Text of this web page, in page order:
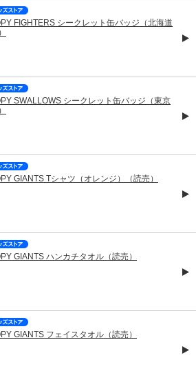
FIGHTERS シークレット缶バッジ（北海道
SWALLOWS シークレット缶バッジ（東京
GIANTS Tシャツ（オレンジ）（読売）
GIANTS ハンカチタオル（読売）
GIANTS フェイスタオル（読売）